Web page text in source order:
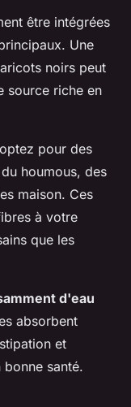
être intégrées
Une
noirs peut
source riche en
pour des
houmous, des
maison. Ces
à votre
que les
d'eau
absorbent
et
santé.